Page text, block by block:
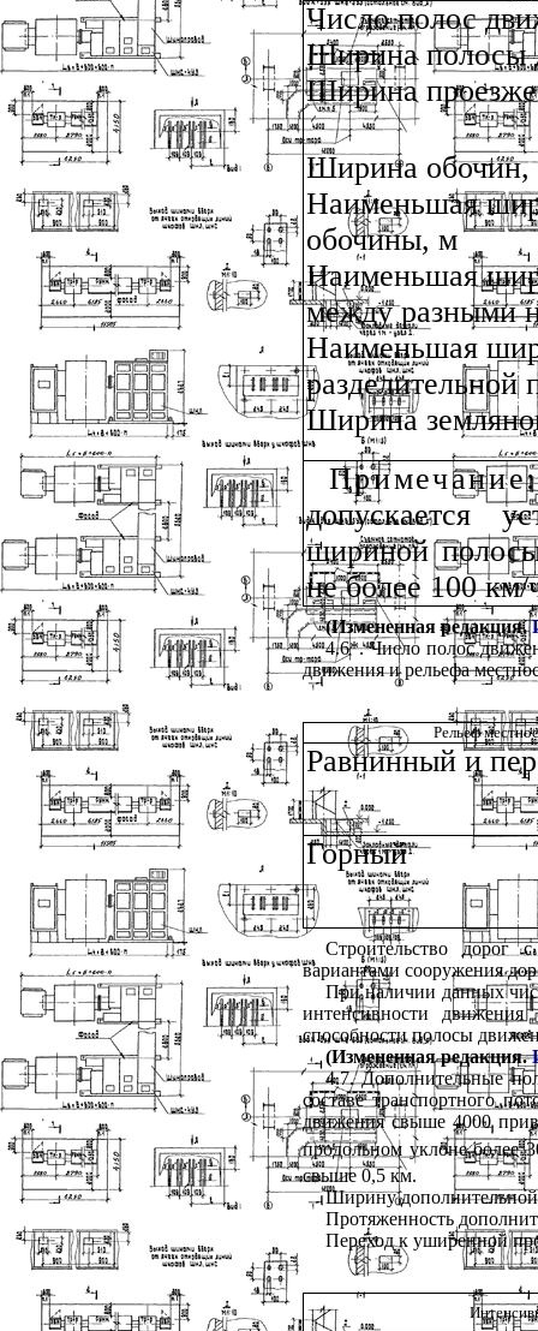
Число полос
Ширина полосы
Ширина
Ширина обочин,
Наименьшая
обочины, м
Наименьшая
между разными
Наименьшая
разделительной
Ширина
Примечание:
допускается
шириной
не более 100 км/
(Измененная редакция.
4.6*. Число полос
движения и рельефа
Рельеф
Равнинный и
Горный
Строительство дорог
вариантами сооружения
При наличии данных
интенсивности движения
способности полосы
(Измененная редакция.
4.7. Дополнительные
составе транспортного
движения свыше 4000
продольном уклоне более
свыше 0,5 км.
Ширину дополнительной
Протяженность
Переход к уширенной